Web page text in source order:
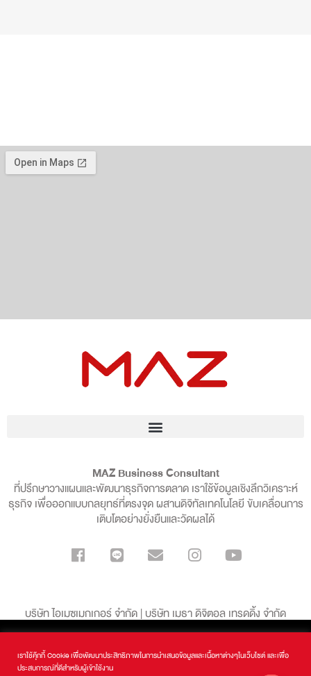
สนใจบริการรับทำ SEO ทักหาเราเลย!!
MAZ Business Consultant
ที่ปรึกษาวางแผนและพัฒนาธุรกิจการตลาด เราใช้ข้อมูลเชิงลึกวิเคราะห์
ธุรกิจ เพื่อออกแบบกลยุทธ์ที่ตรงจุด ผสานดิจิทัลเทคโนโลยี ขับเคลื่อนการ
เติบโตอย่างยั่งยืนและวัดผลได้
บริษัท ไอเมซเมกเกอร์ จำกัด | บริษัท เมธา ดิจิตอล เทรดดิ้ง จำกัด
59/56 หมู่ที่ 4 ตำบลหนองหอย อำเภอเมืองเชียงใหม่ จ.เชียงใหม่ 50000
099-136-8998
เราใช้คุ๊กกี้ Cookie เพื่อพัฒนาประสิทธิภาพในการนำเสนอข้อมูลและเนื้อหาต่างๆในเว็บไซต์ และเพื่อ
ประสบการณ์ที่ดีสำหรับผู้เข้าใช้งาน